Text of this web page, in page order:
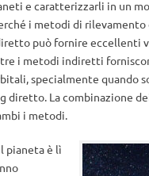
e caratterizzarli in un
i metodi di
può fornire eccellenti
i metodi indiretti
specialmente quando
diretto. La combinazione
i metodi.
pianeta è lì